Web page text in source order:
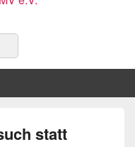
statt